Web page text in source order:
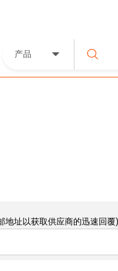
产品
地址以获取供应商的迅速回覆)